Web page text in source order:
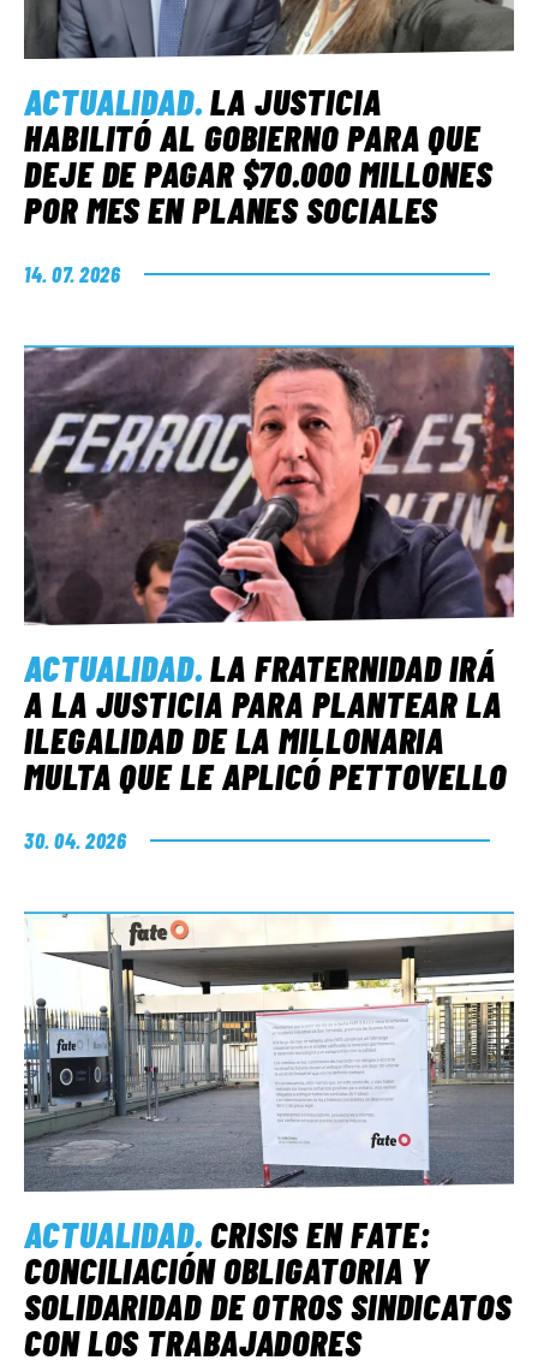
ACTUALIDAD.LA JUSTICIA
HABILITÓ AL GOBIERNO PARA QUE
DEJE DE PAGAR $70.000 MILLONES
POR MES EN PLANES SOCIALES
14. 07. 2026
ACTUALIDAD.LA FRATERNIDAD IRÁ
A LA JUSTICIA PARA PLANTEAR LA
ILEGALIDAD DE LA MILLONARIA
MULTA QUE LE APLICÓ PETTOVELLO
30. 04. 2026
ACTUALIDAD.CRISIS EN FATE:
CONCILIACIÓN OBLIGATORIA Y
SOLIDARIDAD DE OTROS SINDICATOS
CON LOS TRABAJADORES